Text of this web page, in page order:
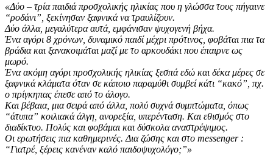
«Δύο – τρία παιδιά προσχολικής ηλικίας που η γλώσσα τους πήγαινε
“ροδάνι”, ξεκίνησαν ξαφνικά να τραυλίζουν.
Δύο άλλα, μεγαλύτερα αυτά, εμφάνισαν ψυχογενή βήχα.
Ένα αγόρι 8 χρόνων, δυναμικό παιδί μέχρι πρότινος, φοβάται πια τα
βράδια και ξανακοιμάται μαζί με το αρκουδάκι που έπαιρνε ως
μωρό.
Ένα ακόμη αγόρι προσχολικής ηλικίας ξεσπά εδώ και δέκα μέρες σε
ξαφνικά κλάματα όταν σε κάποιο παραμύθι συμβεί κάτι “κακό”, πχ.
ο πρίγκηπας έπεσε από το άλογο.
Και βέβαια, μια σειρά από άλλα, πολύ συχνά συμπτώματα, όπως
“άτυπα” κοιλιακά άλγη, ανορεξία, υπερένταση. Και εθισμός στο
διαδίκτυο. Πολύς και φοβάμαι και δύσκολα αναστρέψιμος.
Οι ερωτήσεις πια καθημερινές. Δια ζώσης και στο messenger :
“Γιατρέ, ξέρεις κανέναν καλό παιδοψυχολόγο;”»